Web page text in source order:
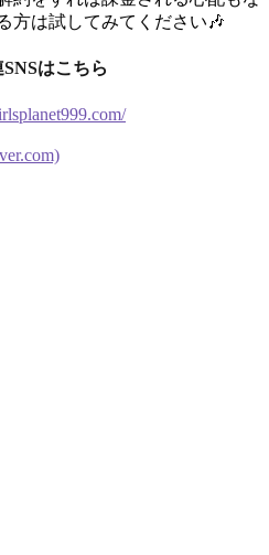
方は試してみてください🎶
はこちら